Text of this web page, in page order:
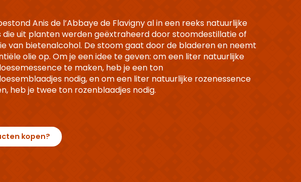
Anis de l’Abbaye de Flavigny al in een reeks natuurlijke
die uit planten werden geëxtraheerd door stoomdestillatie of
van bietenalcohol. De stoom gaat door de bladeren en neemt
olie op. Om je een idee te geven: om een liter natuurlijke
te maken, heb je een ton
nodig, en om een liter natuurlijke rozenessence
heb je twee ton rozenblaadjes nodig.
kopen?